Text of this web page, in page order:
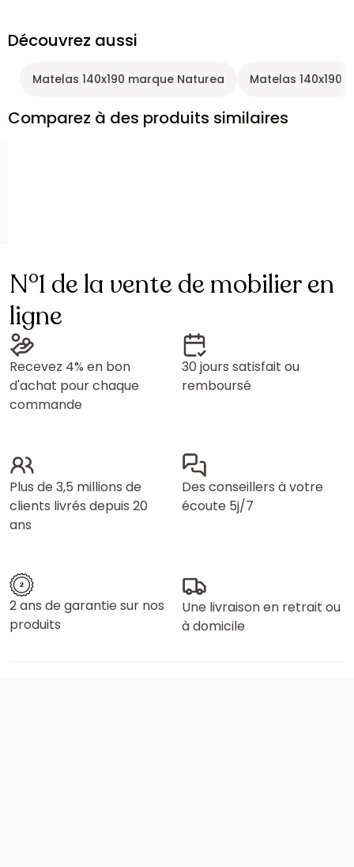
Découvrez aussi
Matelas 140x190 marque Naturea Matelas 140x190
Comparez à des produits similaires
N°1 de la vente de mobilier en
ligne
Recevez 4% en bon
d'achat pour chaque
commande
30 jours satisfait ou
remboursé
Plus de 3,5 millions de
clients livrés depuis 20
ans
Des conseillers à votre
écoute 5j/7
2 ans de garantie sur nos
produits
Une livraison en retrait ou
à domicile